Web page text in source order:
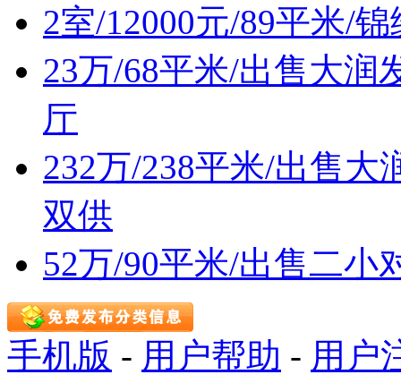
2室/12000元/89平米/
23万/68平米/出售大润
厅
232万/238平米/出售大
双供
52万/90平米/出售二小
手机版 - 用户帮助 - 用户